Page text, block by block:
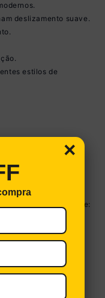
deslizamento suave.
estilos de
14,7cm
80cm | Profundidade:
na imagem técnica
de tonalidade de
Imagem
×